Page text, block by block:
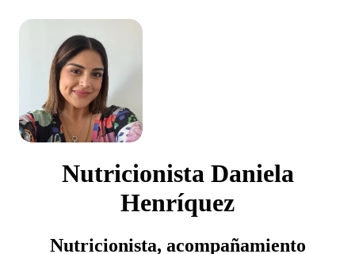
Nutricionista Daniela
Henríquez
Nutricionista, acompañamiento